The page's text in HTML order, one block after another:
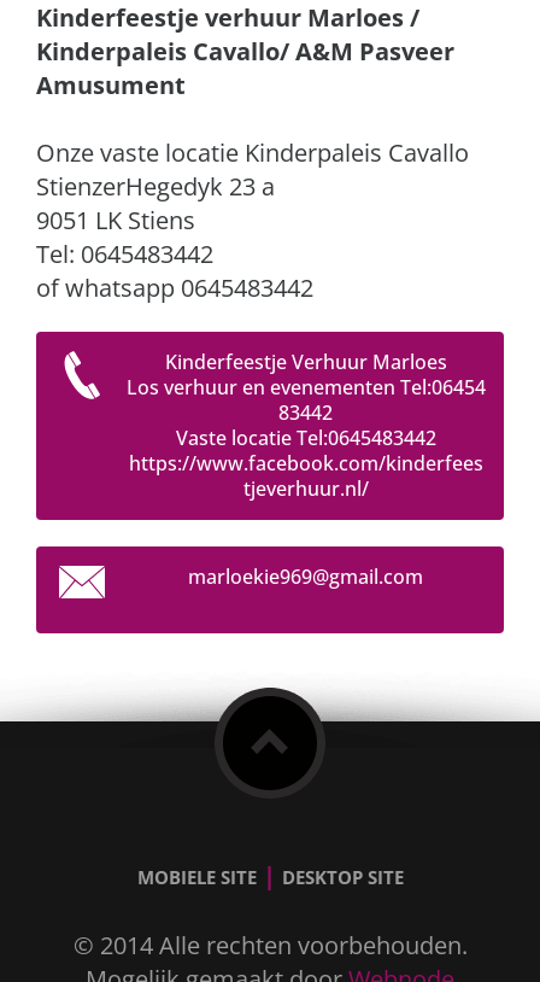
Kinderfeestje verhuur Marloes /
Kinderpaleis Cavallo/ A&M Pasveer
Amusument
Onze vaste locatie Kinderpaleis Cavallo
StienzerHegedyk 23 a
9051 LK Stiens
Tel: 0645483442
of whatsapp 0645483442
Kinderfeestje Verhuur Marloes
Los verhuur en evenementen Tel:06454
83442
Vaste locatie Tel:0645483442
https://www.facebook.com/kinderfees
tjeverhuur.nl/
marloekie969@gmail.com
MOBIELE SITE | DESKTOP SITE
© 2014 Alle rechten voorbehouden.